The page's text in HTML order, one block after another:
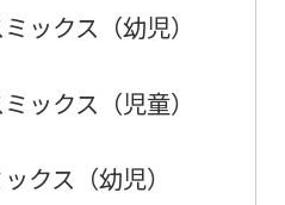
ックス（幼児）
ックス（児童）
クス（幼児）